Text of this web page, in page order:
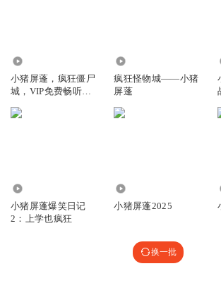
受着地铁三角24abf回复 @ 爱读山海经的小可
倒像是一辆巨鼠坦克。
小猪屏蓬，疯狂僵尸
城，VIP免费畅听｜
疯狂怪物城——小猪
屏蓬
小猪屏蓬爆笑日记
2：上学也疯狂
小猪屏蓬2025
换一批